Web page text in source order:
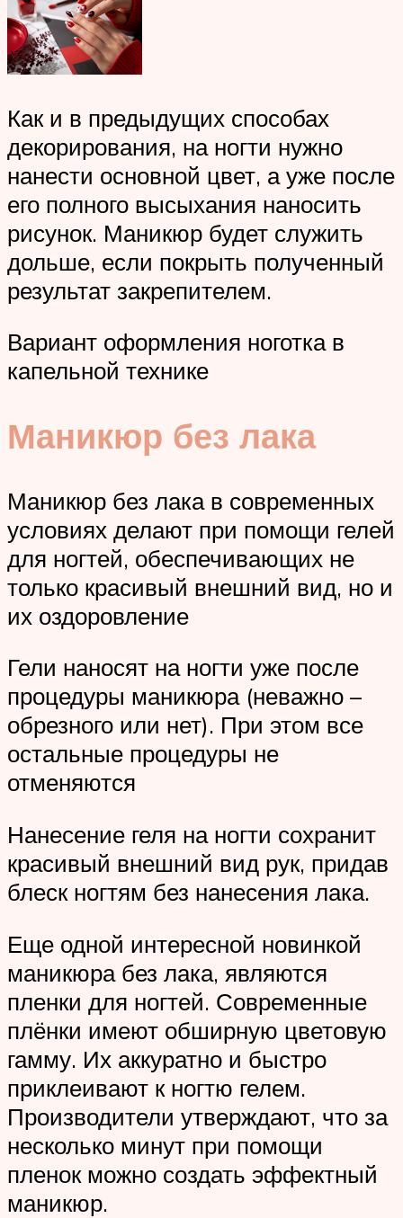
Как и в предыдущих способах
декорирования, на ногти нужно
нанести основной цвет, а уже после
его полного высыхания наносить
рисунок. Маникюр будет служить
дольше, если покрыть полученный
результат закрепителем.
Вариант оформления ноготка в
капельной технике
Маникюр без лака
Маникюр без лака в современных
условиях делают при помощи гелей
для ногтей, обеспечивающих не
только красивый внешний вид, но и
их оздоровление
Гели наносят на ногти уже после
процедуры маникюра (неважно –
обрезного или нет). При этом все
остальные процедуры не
отменяются
Нанесение геля на ногти сохранит
красивый внешний вид рук, придав
блеск ногтям без нанесения лака.
Еще одной интересной новинкой
маникюра без лака, являются
пленки для ногтей. Современные
плёнки имеют обширную цветовую
гамму. Их аккуратно и быстро
приклеивают к ногтю гелем.
Производители утверждают, что за
несколько минут при помощи
пленок можно создать эффектный
маникюр.